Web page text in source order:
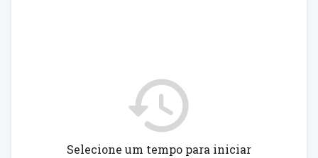
Selecione um tempo para iniciar